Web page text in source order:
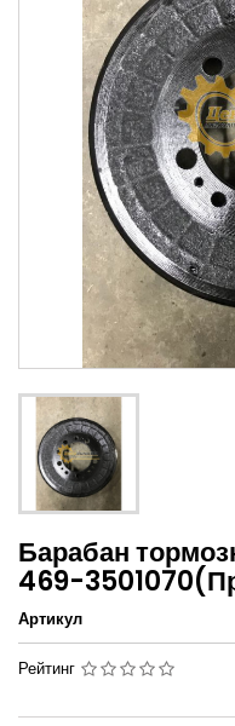
Барабан
469-
Артикул
Рейтинг